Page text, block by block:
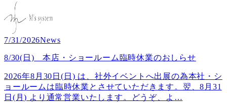
7/31/2026News
8/30(日) 本店・ショールーム臨時休業のおしらせ
2026年8月30日(日) は、社外イベントへ出展の為本社・シ
ョールームは臨時休業とさせていただきます。翌、8月31
日(月) より通常営業いたします。どうぞ、よ …